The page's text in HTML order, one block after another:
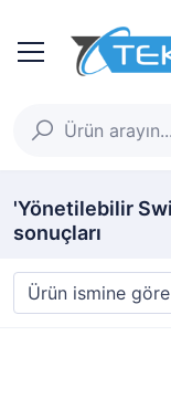
'Yönetilebilir
sonuçları